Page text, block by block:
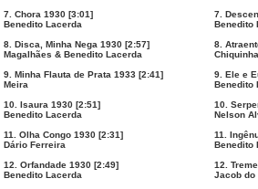
7. Chora 1930 [3:01]
Benedito Lacerda
8. Disca, Minha Nega 1930 [2:57]
Magalhães & Benedito Lacerda
9. Minha Flauta de Prata 1933 [2:41]
Meira
10. Isaura 1930 [2:51]
Benedito Lacerda
11. Olha Congo 1930 [2:31]
Dário Ferreira
12. Orfandade 1930 [2:49]
Benedito Lacerda
7.
Benedito
8.
9. Ele e
Benedito
10.
Nelson
11.
Benedito
12.
Jacob do